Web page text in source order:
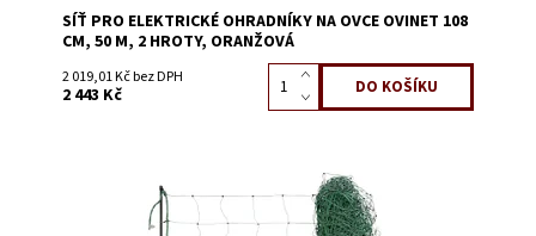
SÍŤ PRO ELEKTRICKÉ OHRADNÍKY NA OVCE OVINET 108
CM, 50 M, 2 HROTY, ORANŽOVÁ
2 019,01 Kč bez DPH
2 443 Kč
Skladem 3
3639G